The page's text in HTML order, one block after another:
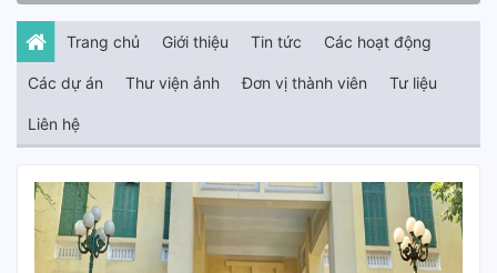
Trang chủ Giới thiệu Tin tức Các hoạt động
Các dự án Thư viện ảnh Đơn vị thành viên Tư liệu
Liên hệ